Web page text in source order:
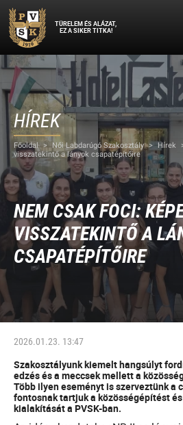
TÜRELEM ÉS ALÁZAT,
EZ A SIKER TITKA!
HÍREK
Főoldal > Női Labdarúgó Szakosztály > Hírek
visszatekintő a lányok csapatépítőire
NEM CSAK FOCI:
VISSZATEKINTŐ A
CSAPATÉPÍTŐIRE
2026.01.23. 13:47
Szakosztályunk kiemelt hangsúlyt
edzés és a meccsek mellett a
Több ilyen eseményt is szerveztünk a
fontosnak tartjuk a közösségépítést
kialakítását a PVSK-ban.